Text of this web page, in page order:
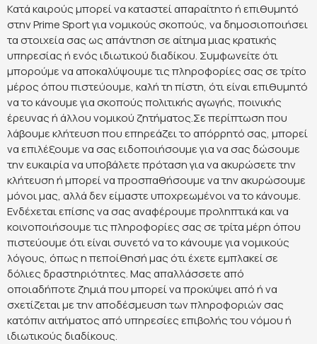
Κατά καιρούς μπορεί να καταστεί απαραίτητο ή επιθυμητό
στην Prime Sport για νομικούς σκοπούς, να δημοσιοποιήσει
τα στοιχεία σας ως απάντηση σε αίτημα μιας κρατικής
υπηρεσίας ή ενός ιδιωτικού διαδίκου. Συμφωνείτε ότι
μπορούμε να αποκαλύψουμε τις πληροφορίες σας σε τρίτο
μέρος όπου πιστεύουμε, καλή τη πίστη, ότι είναι επιθυμητό
να το κάνουμε για σκοπούς πολιτικής αγωγής, ποινικής
έρευνας ή άλλου νομικού ζητήματος.Σε περίπτωση που
λάβουμε κλήτευση που επηρεάζει το απόρρητό σας, μπορεί
να επιλέξουμε να σας ειδοποιήσουμε για να σας δώσουμε
την ευκαιρία να υποβάλετε πρόταση για να ακυρώσετε την
κλήτευση ή μπορεί να προσπαθήσουμε να την ακυρώσουμε
μόνοι μας, αλλά δεν είμαστε υποχρεωμένοι να το κάνουμε.
Ενδέχεται επίσης να σας αναφέρουμε προληπτικά και να
κοινοποιήσουμε τις πληροφορίες σας σε τρίτα μέρη όπου
πιστεύουμε ότι είναι συνετό να το κάνουμε για νομικούς
λόγους, όπως η πεποίθησή μας ότι έχετε εμπλακεί σε
δόλιες δραστηριότητες. Μας απαλλάσσετε από
οποιαδήποτε ζημιά που μπορεί να προκύψει από ή να
σχετίζεται με την αποδέσμευση των πληροφοριών σας
κατόπιν αιτήματος από υπηρεσίες επιβολής του νόμου ή
ιδιωτικούς διαδίκους.